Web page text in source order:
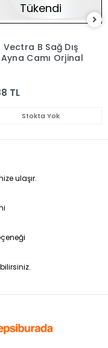
Tükendi
B Sağ Dış
Ayna Camı Orjinal
TL
Stokta Yok
ulaşır.